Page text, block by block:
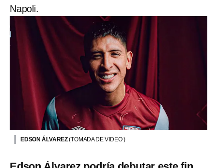
Napoli.
EDSON ÁLVAREZ(TOMADA DE VIDEO )